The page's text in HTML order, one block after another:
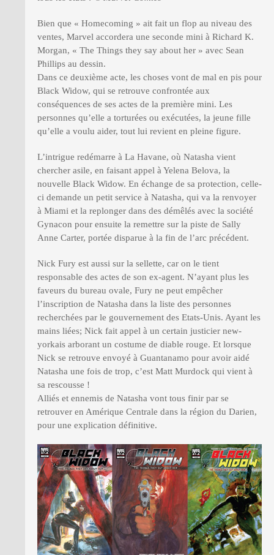
Bien que « Homecoming » ait fait un flop au niveau des
ventes, Marvel accordera une seconde mini à Richard K.
Morgan, « The Things they say about her » avec Sean
Phillips au dessin.
Dans ce deuxième acte, les choses vont de mal en pis pour
Black Widow, qui se retrouve confrontée aux
conséquences de ses actes de la première mini. Les
personnes qu’elle a torturées ou exécutées, la jeune fille
qu’elle a voulu aider, tout lui revient en pleine figure.
L’intrigue redémarre à La Havane, où Natasha vient
chercher asile, en faisant appel à Yelena Belova, la
nouvelle Black Widow. En échange de sa protection, celle-
ci demande un petit service à Natasha, qui va la renvoyer
à Miami et la replonger dans des démêlés avec la société
Gynacon pour ensuite la remettre sur la piste de Sally
Anne Carter, portée disparue à la fin de l’arc précédent.
Nick Fury est aussi sur la sellette, car on le tient
responsable des actes de son ex-agent. N’ayant plus les
faveurs du bureau ovale, Fury ne peut empêcher
l’inscription de Natasha dans la liste des personnes
recherchées par le gouvernement des Etats-Unis. Ayant les
mains liées; Nick fait appel à un certain justicier new-
yorkais arborant un costume de diable rouge. Et lorsque
Nick se retrouve envoyé à Guantanamo pour avoir aidé
Natasha une fois de trop, c’est Matt Murdock qui vient à
sa rescousse !
Alliés et ennemis de Natasha vont tous finir par se
retrouver en Amérique Centrale dans la région du Darien,
pour une explication définitive.